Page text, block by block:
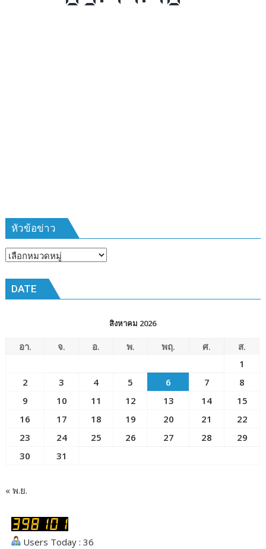
รับ
๒๕๖๙
หัวข้อข่าว
หัวข้อ
DATE
สิงหาคม 2026
อา. จ. อ. พ. พฤ. ศ.
ส.
1
2
3 4 5 6 7
8
9
10 11 12 13 14
15
16
17 18 19 20 21
22
23
24 25 26 27 28
29
30
31
« พ.ย.
Users Today : 36